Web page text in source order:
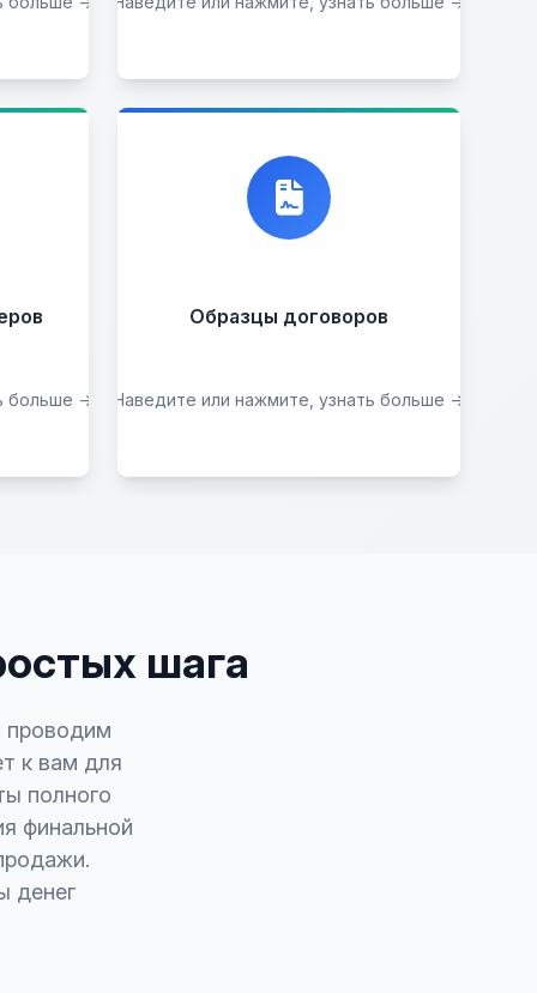
Подобрать авто
больше →
Образцы договоров
Наведите или нажмите, узнать больше →
Договор купли-
Скачать образцы
шага
проводим
к вам для
полного
финальной
денег